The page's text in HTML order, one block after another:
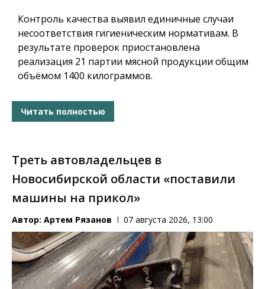
Контроль качества выявил единичные случаи
несоответствия гигиеническим нормативам. В
результате проверок приостановлена
реализация 21 партии мясной продукции общим
объёмом 1400 килограммов.
Читать полностью
Треть автовладельцев в
Новосибирской области «поставили
машины на прикол»
Автор: Артем Рязанов 07 августа 2026, 13:00